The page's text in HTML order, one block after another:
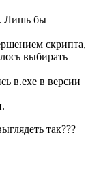
Лишь бы
скрипта,
выбирать
в.exe в версии
так???